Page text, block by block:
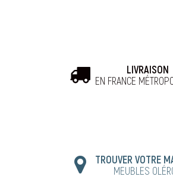
LIVRAISON
EN FRANCE
TROUVER VOTRE
MEUBLES